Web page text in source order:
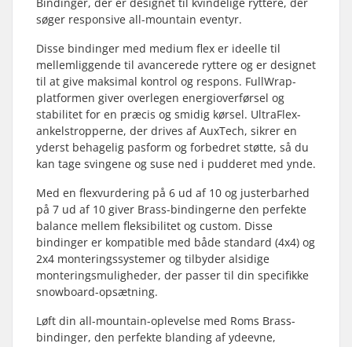
søger responsive all-mountain eventyr.
Disse bindinger med medium flex er ideelle til
mellemliggende til avancerede ryttere og er designet
til at give maksimal kontrol og respons. FullWrap-
platformen giver overlegen energioverførsel og
stabilitet for en præcis og smidig kørsel. UltraFlex-
ankelstropperne, der drives af AuxTech, sikrer en
yderst behagelig pasform og forbedret støtte, så du
kan tage svingene og suse ned i pudderet med ynde.
Med en flexvurdering på 6 ud af 10 og justerbarhed
på 7 ud af 10 giver Brass-bindingerne den perfekte
balance mellem fleksibilitet og custom. Disse
bindinger er kompatible med både standard (4x4) og
2x4 monteringssystemer og tilbyder alsidige
monteringsmuligheder, der passer til din specifikke
snowboard-opsætning.
Løft din all-mountain-oplevelse med Roms Brass-
bindinger, den perfekte blanding af ydeevne,